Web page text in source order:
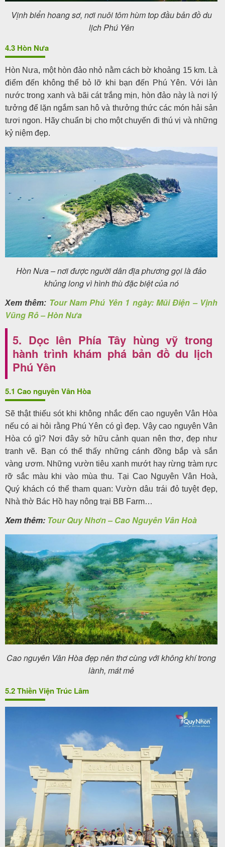
Vịnh biển hoang sơ, nơi nuôi tôm hùm top đầu bản đồ du
lịch Phú Yên
4.3 Hòn Nưa
Hòn Nưa, một hòn đảo nhỏ nằm cách bờ khoảng 15 km. Là
điểm đến không thể bỏ lỡ khi bạn đến Phú Yên. Với làn
nước trong xanh và bãi cát trắng mịn, hòn đảo này là nơi lý
tưởng để lặn ngắm san hô và thưởng thức các món hải sản
tươi ngon. Hãy chuẩn bị cho một chuyến đi thú vị và những
kỷ niệm đẹp.
Hòn Nưa – nơi được người dân địa phương gọi là đảo
khủng long vì hình thù đặc biệt của nó
Xem thêm: Tour Nam Phú Yên 1 ngày: Mũi Điện – Vịnh
Vũng Rô – Hòn Nưa
5. Dọc lên Phía Tây hùng vỹ trong
hành trình khám phá bản đồ du lịch
Phú Yên
5.1 Cao nguyên Vân Hòa
Sẽ thật thiếu sót khi không nhắc đến cao nguyên Vân Hòa
nếu có ai hỏi rằng Phú Yên có gì đẹp. Vậy cao nguyên Vân
Hòa có gì? Nơi đây sở hữu cảnh quan nên thơ, đẹp như
tranh vẽ. Bạn có thể thấy những cánh đồng bắp và sắn
vàng ươm. Những vườn tiêu xanh mướt hay rừng tràm rực
rỡ sắc màu khi vào mùa thu. Tại Cao Nguyên Vân Hoà,
Quý khách có thể tham quan: Vườn dâu trái đỏ tuyệt đẹp,
Nhà thờ Bác Hồ hay nông trại BB Farm…
Xem thêm: Tour Quy Nhơn – Cao Nguyên Vân Hoà
Cao nguyên Vân Hòa đẹp nên thơ cùng với không khí trong
lành, mát mẻ
5.2 Thiền Viện Trúc Lâm